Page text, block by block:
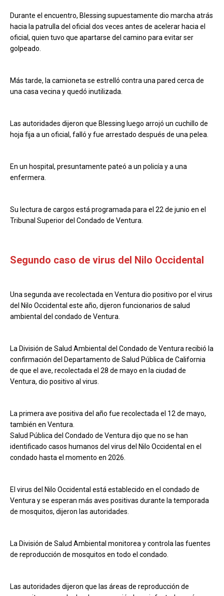
Durante el encuentro, Blessing supuestamente dio marcha atrás
hacia la patrulla del oficial dos veces antes de acelerar hacia el
oficial, quien tuvo que apartarse del camino para evitar ser
golpeado.
Más tarde, la camioneta se estrelló contra una pared cerca de
una casa vecina y quedó inutilizada.
Las autoridades dijeron que Blessing luego arrojó un cuchillo de
hoja fija a un oficial, falló y fue arrestado después de una pelea.
En un hospital, presuntamente pateó a un policía y a una
enfermera.
Su lectura de cargos está programada para el 22 de junio en el
Tribunal Superior del Condado de Ventura.
Segundo caso de virus del Nilo Occidental
Una segunda ave recolectada en Ventura dio positivo por el virus
del Nilo Occidental este año, dijeron funcionarios de salud
ambiental del condado de Ventura.
La División de Salud Ambiental del Condado de Ventura recibió la
confirmación del Departamento de Salud Pública de California
de que el ave, recolectada el 28 de mayo en la ciudad de
Ventura, dio positivo al virus.
La primera ave positiva del año fue recolectada el 12 de mayo,
también en Ventura.
Salud Pública del Condado de Ventura dijo que no se han
identificado casos humanos del virus del Nilo Occidental en el
condado hasta el momento en 2026.
El virus del Nilo Occidental está establecido en el condado de
Ventura y se esperan más aves positivas durante la temporada
de mosquitos, dijeron las autoridades.
La División de Salud Ambiental monitorea y controla las fuentes
de reproducción de mosquitos en todo el condado.
Las autoridades dijeron que las áreas de reproducción de